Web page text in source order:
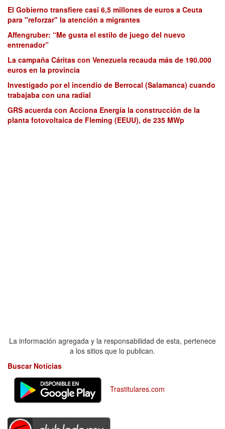
El Gobierno transfiere casi 6,5 millones de euros a Ceuta
para "reforzar" la atención a migrantes
Affengruber: “Me gusta el estilo de juego del nuevo
entrenador”
La campaña Cáritas con Venezuela recauda más de 190.000
euros en la provincia
Investigado por el incendio de Berrocal (Salamanca) cuando
trabajaba con una radial
GRS acuerda con Acciona Energía la construcción de la
planta fotovoltaica de Fleming (EEUU), de 235 MWp
La información agregada y la responsabilidad de esta, pertenece
a los sitios que lo publican.
Buscar Noticias
Trastitulares.com